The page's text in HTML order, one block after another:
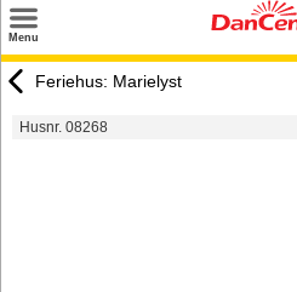
Menu
Tilbud
Feriehus: Marielyst
Husnr. 08268